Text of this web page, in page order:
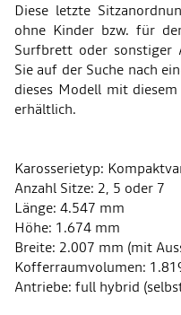
Diese letzte
ohne Kinder bzw. für
Surfbrett oder sonstiger
Sie auf der Suche nach
dieses Modell mit
erhältlich.
Karosserietyp:
Anzahl Sitze: 2, 5 oder 7
Länge: 4.547 mm
Höhe: 1.674 mm
Breite: 2.007 mm (mit
Kofferraumvolumen:
Antriebe: full hybrid